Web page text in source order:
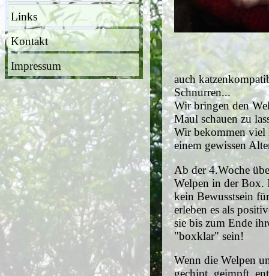
Links
Kontakt
Impressum
auch
Schnurren...
Wir bringen den
Maul schauen zu
Wir bekommen viel
einem gewissen
Ab der 4.Woche
Welpen in der Box.
kein Bewusstsein
erleben es als
sie bis zum Ende
"boxklar" sein!
Wenn die Welpen